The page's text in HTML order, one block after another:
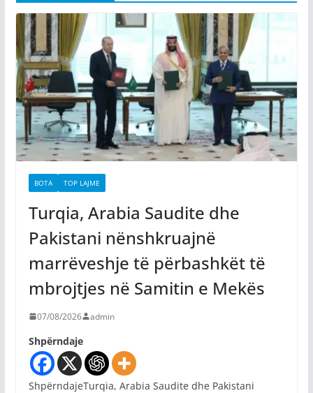
BOTA TOP LAJME
Turqia, Arabia Saudite dhe
Pakistani nënshkruajnë
marrëveshje të përbashkët të
mbrojtjes në Samitin e Mekës
07/08/2026 admin
Shpërndaje
ShpërndajeTurqia, Arabia Saudite dhe Pakistani